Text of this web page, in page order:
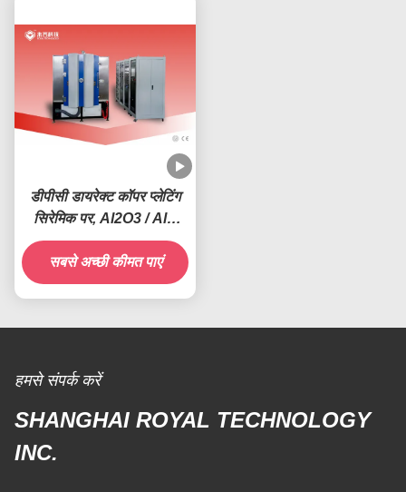
डीपीसी डायरेक्ट कॉपर प्लेटिंग
सिरेमिक पर, Al2O3 / AlN
सर्किट बोर्ड कॉपर डिपोजिशन
मशीन
सबसे अच्छी कीमत पाएं
हमसे संपर्क करें
SHANGHAI ROYAL TECHNOLOGY
INC.